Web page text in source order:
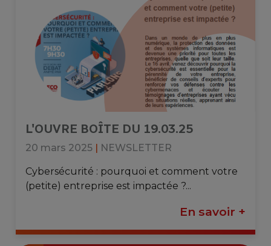
L'OUVRE BOÎTE DU 19.03.25
20 mars 2025 | NEWSLETTER
Cybersécurité : pourquoi et comment votre
(petite) entreprise est impactée ?...
En savoir +